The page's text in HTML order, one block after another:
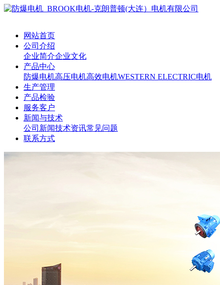
网站首页
公司介绍
企业简介企业文化
产品中心
防爆电机高压电机高效电机WESTERN ELECTRIC电机
生产管理
产品检验
服务客户
新闻与技术
公司新闻技术资讯常见问题
联系方式